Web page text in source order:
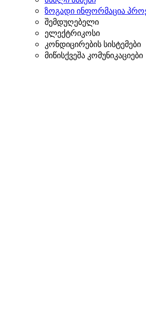
ზოგადი ინფორმაცია
შემდუღებელი
ელექტრიკოსი
კონდიცირების სისტემები
მიწისქვეშა კომუნიკაციები